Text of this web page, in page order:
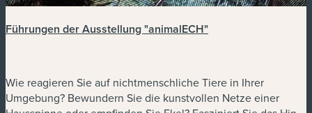
Führungen der Ausstellung "animalECH"
Wie reagieren Sie auf nichtmenschliche Tiere in Ihrer
Umgebung? Bewundern Sie die kunstvollen Netze einer